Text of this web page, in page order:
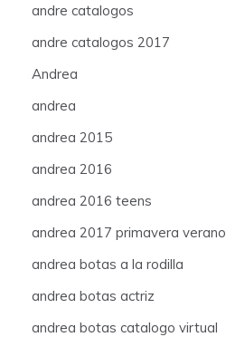
andre catalogos
andre catalogos 2017
Andrea
andrea
andrea 2015
andrea 2016
andrea 2016 teens
andrea 2017 primavera verano
andrea botas a la rodilla
andrea botas actriz
andrea botas catalogo virtual